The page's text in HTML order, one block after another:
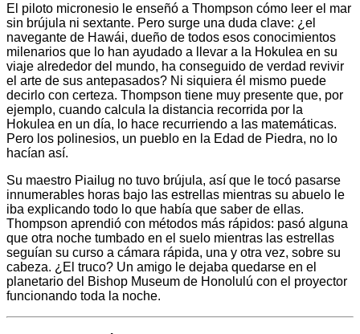
El piloto micronesio le enseñó a Thompson cómo leer el mar
sin brújula ni sextante. Pero surge una duda clave: ¿el
navegante de Hawái, dueño de todos esos conocimientos
milenarios que lo han ayudado a llevar a la Hokulea en su
viaje alrededor del mundo, ha conseguido de verdad revivir
el arte de sus antepasados? Ni siquiera él mismo puede
decirlo con certeza. Thompson tiene muy presente que, por
ejemplo, cuando calcula la distancia recorrida por la
Hokulea en un día, lo hace recurriendo a las matemáticas.
Pero los polinesios, un pueblo en la Edad de Piedra, no lo
hacían así.
Su maestro Piailug no tuvo brújula, así que le tocó pasarse
innumerables horas bajo las estrellas mientras su abuelo le
iba explicando todo lo que había que saber de ellas.
Thompson aprendió con métodos más rápidos: pasó alguna
que otra noche tumbado en el suelo mientras las estrellas
seguían su curso a cámara rápida, una y otra vez, sobre su
cabeza. ¿El truco? Un amigo le dejaba quedarse en el
planetario del Bishop Museum de Honolulú con el proyector
funcionando toda la noche.